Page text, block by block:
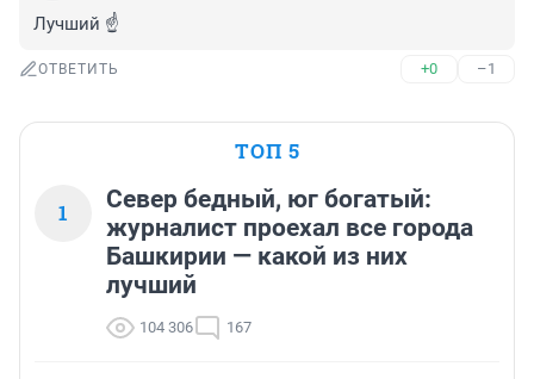
Лучший ☝️
ОТВЕТИТЬ +0 –1
ТОП 5
1
Север бедный, юг богатый:
журналист проехал все города
Башкирии — какой из них
лучший
104 306 167